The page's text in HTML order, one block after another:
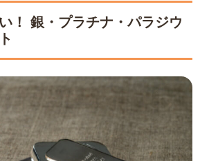
！ 銀・プラチナ・パラジウ